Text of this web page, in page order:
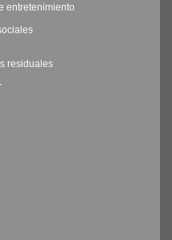
entretenimiento
residuales